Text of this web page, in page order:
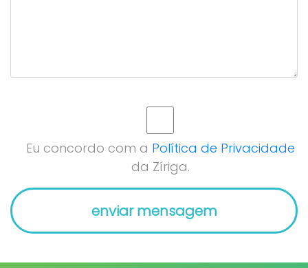
Eu concordo com a Política de Privacidade
da Zíriga.